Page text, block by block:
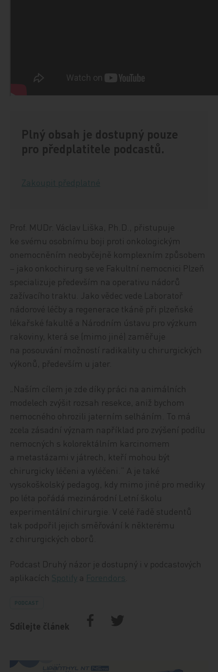
Plný obsah je dostupný pouze
pro předplatitele podcastů.
Zakoupit předplatné
Prof. MUDr. Václav Liška, Ph.D., přistupuje
ke svému osobnímu boji proti onkologickým
onemocněním neobyčejně komplexním způsobem
– jako onkochirurg se ve Fakultní nemocnici Plzeň
specializuje především na operativu nádorů
zažívacího traktu. Jako vědec vede Laboratoř
nádorové léčby a regenerace tkáně při plzeňské
lékařské fakultě a Národním ústavu pro výzkum
rakoviny, která se (mimo jiné) zaměřuje
na posouvání možností radikality u chirurgických
výkonů, především u jater.
„Naším cílem je zde díky práci na animálních
modelech zvýšit rozsah resekce, aniž bychom
nemocného ohrozili jaterním selháním. To má
zcela zásadní význam například pro zvýšení podílu
nemocných s kolorektálním karcinomem
a metastázami v játrech, kteří mohou být
chirurgicky léčeni a vyléčeni.“ A je také
vysokoškolský pedagog, kdy mimo jiné pro mediky
po léta pořádá mezinárodní Letní školu
experimentální chirurgie. V celé řadě studentů
tak podpořil jejich směřování k některému
z chirurgických oborů.
Podcast Druhý názor je dostupný i v podcastových
aplikacích Spotify a Forendors
PODCAST
Sdílejte článek